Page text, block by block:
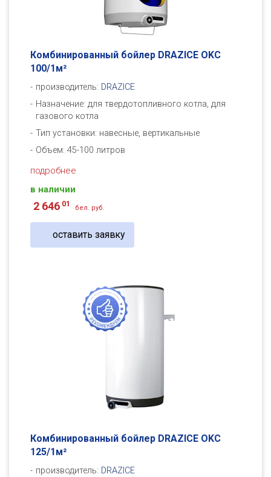
Комбинированный бойлер DRAZICE OKC
100/1м²
производитель: DRAZICE
Назначение: для твердотопливного котла, для
газового котла
Тип установки: навесные, вертикальные
Объем: 45-100 литров
подробнее
в наличии
2 646 01 бел. руб.
оставить заявку
Комбинированный бойлер DRAZICE OKC
125/1м²
производитель: DRAZICE